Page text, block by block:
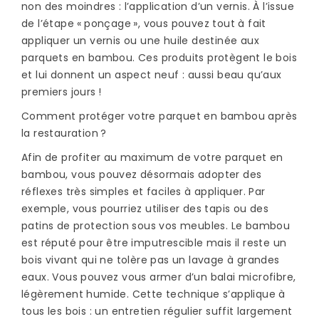
non des moindres : l’application d’un vernis. À l’issue
de l’étape « ponçage », vous pouvez tout à fait
appliquer un vernis ou une huile destinée aux
parquets en bambou. Ces produits protègent le bois
et lui donnent un aspect neuf : aussi beau qu’aux
premiers jours !
Comment protéger votre parquet en bambou après
la restauration ?
Afin de profiter au maximum de votre parquet en
bambou, vous pouvez désormais adopter des
réflexes très simples et faciles à appliquer. Par
exemple, vous pourriez utiliser des tapis ou des
patins de protection sous vos meubles. Le bambou
est réputé pour être imputrescible mais il reste un
bois vivant qui ne tolère pas un lavage à grandes
eaux. Vous pouvez vous armer d’un balai microfibre,
légèrement humide. Cette technique s’applique à
tous les bois : un entretien régulier suffit largement